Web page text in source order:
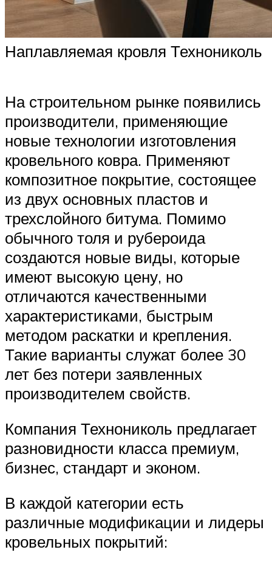
Наплавляемая кровля Технониколь
На строительном рынке появились
производители, применяющие
новые технологии изготовления
кровельного ковра. Применяют
композитное покрытие, состоящее
из двух основных пластов и
трехслойного битума. Помимо
обычного толя и рубероида
создаются новые виды, которые
имеют высокую цену, но
отличаются качественными
характеристиками, быстрым
методом раскатки и крепления.
Такие варианты служат более 30
лет без потери заявленных
производителем свойств.
Компания Технониколь предлагает
разновидности класса премиум,
бизнес, стандарт и эконом.
В каждой категории есть
различные модификации и лидеры
кровельных покрытий: